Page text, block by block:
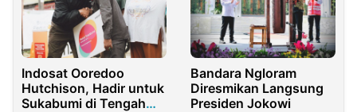
Indosat Ooredoo
Hutchison, Hadir untuk
Sukabumi di Tengah
Bandara Ngloram
Diresmikan Langsung
Presiden Jokowi